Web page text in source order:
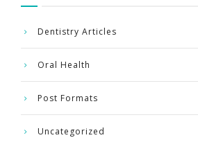
Dentistry Articles
Oral Health
Post Formats
Uncategorized